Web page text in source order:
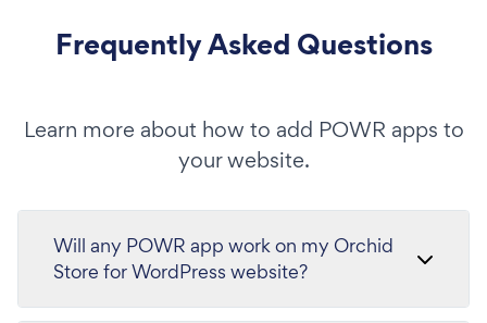
Frequently Asked Questions
Learn more about how to add POWR apps to
your website.
Will any POWR app work on my Orchid
Store for WordPress website?